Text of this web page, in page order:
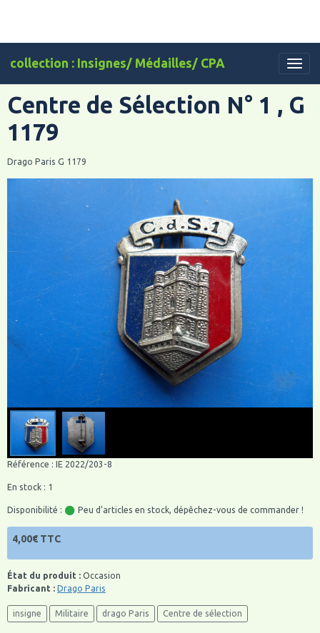
collection : Insignes/ Médailles/ CPA
Centre de Sélection N° 1 , G
1179
Drago Paris G 1179
Référence : IE 2022/203-8
En stock : 1
Disponibilité : Peu d'articles en stock, dépêchez-vous de commander !
4,00€ TTC
État du produit : Occasion
Fabricant : Drago Paris
insigne Militaire drago Paris Centre de sélection